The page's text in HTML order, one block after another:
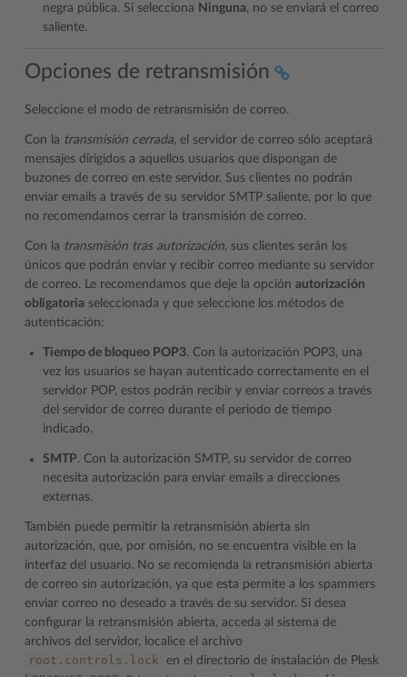
negra pública. Si selecciona Ninguna, no se enviará el correo
saliente.
Opciones de retransmisión
Seleccione el modo de retransmisión de correo.
Con la transmisión cerrada, el servidor de correo sólo aceptará
mensajes dirigidos a aquellos usuarios que dispongan de
buzones de correo en este servidor. Sus clientes no podrán
enviar emails a través de su servidor SMTP saliente, por lo que
no recomendamos cerrar la transmisión de correo.
Con la transmisión tras autorización, sus clientes serán los
únicos que podrán enviar y recibir correo mediante su servidor
de correo. Le recomendamos que deje la opción autorización
obligatoria seleccionada y que seleccione los métodos de
autenticación:
Tiempo de bloqueo POP3. Con la autorización POP3, una
vez los usuarios se hayan autenticado correctamente en el
servidor POP, estos podrán recibir y enviar correos a través
del servidor de correo durante el periodo de tiempo
indicado.
SMTP. Con la autorización SMTP, su servidor de correo
necesita autorización para enviar emails a direcciones
externas.
También puede permitir la retransmisión abierta sin
autorización, que, por omisión, no se encuentra visible en la
interfaz del usuario. No se recomienda la retransmisión abierta
de correo sin autorización, ya que esta permite a los spammers
enviar correo no deseado a través de su servidor. Si desea
configurar la retransmisión abierta, acceda al sistema de
archivos del servidor, localice el archivo
root.controls.lock
en el directorio de instalación de Plesk